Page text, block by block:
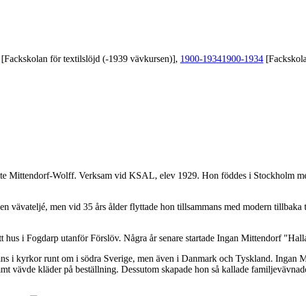
[Fackskolan för textilslöjd (-1939 vävkursen)], 1900-19341900-1934
Mittendorf-Wolff. Verksam vid KSAL, elev 1929. Hon föddes i Stockholm
vävateljé, men vid 35 års ålder flyttade hon tillsammans med modern
hus i Fogdarp utanför Förslöv. Några år senare startade Ingan Mittendorf
i kyrkor runt om i södra Sverige, men även i Danmark och Tyskland. Ingan
vävde kläder på beställning. Dessutom skapade hon så kallade